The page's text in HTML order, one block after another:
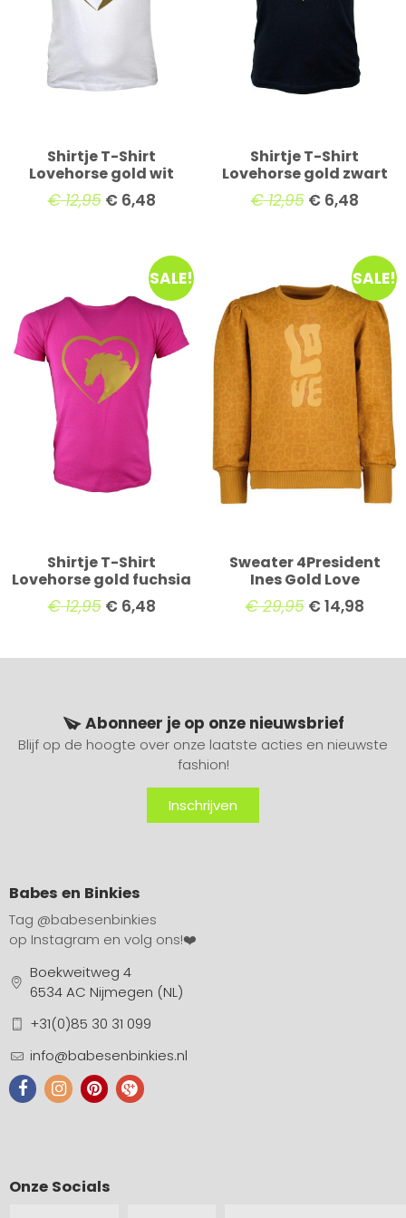
Shirtje T-Shirt
Lovehorse gold wit
€12,95 €6,48
Shirtje T-Shirt
Lovehorse gold zwart
€12,95 €6,48
SALE!
Shirtje T-Shirt
Lovehorse gold fuchsia
€12,95 €6,48
SALE!
Sweater 4President
Ines Gold Love
€29,95 €14,98
Abonneer je op onze nieuwsbrief
Blijf op de hoogte over onze laatste acties en nieuwste
fashion!
Inschrijven
Babes en Binkies
Tag @babesenbinkies
op Instagram en volg ons!❤️
Boekweitweg 4
6534 AC Nijmegen (NL)
+31(0)85 30 31 099
info@babesenbinkies.nl
Onze Socials